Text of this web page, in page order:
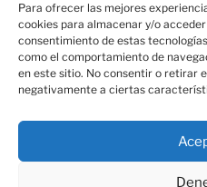
Para ofrecer las mejores
cookies para almacenar y/o
consentimiento de estas
como el comportamiento de
en este sitio. No consentir o retirar
negativamente a ciertas